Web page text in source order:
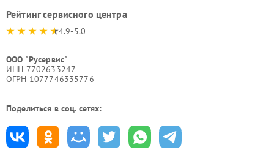
Рейтинг сервисного центра
4.9-5.0
ООО "Русервис"
ИНН 7702633247
ОГРН 1077746335776
Поделиться в соц. сетях: